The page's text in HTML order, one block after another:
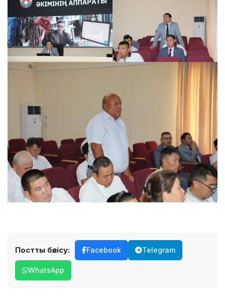
Постты бөлісу: Facebook Telegram
WhatsApp